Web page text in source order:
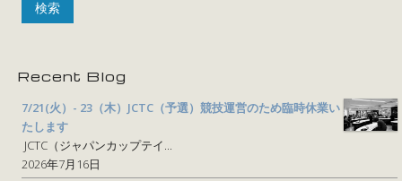
Recent Blog
7/21(火）- 23（木）JCTC（予選）競技運営のため臨時休業い
たします
JCTC（ジャパンカップテイ...
2026年7月16日